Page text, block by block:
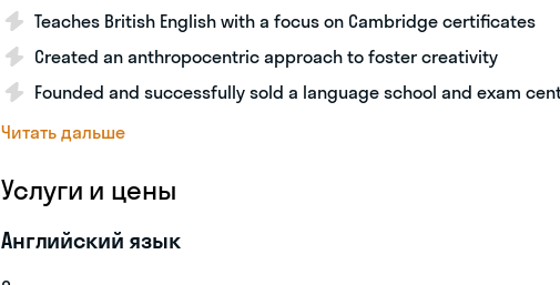
Teaches British English with a focus on Cambridge certificates
Created an anthropocentric approach to foster creativity
Founded and successfully sold a language school and exam
Читать дальше
Услуги и цены
Английский язык